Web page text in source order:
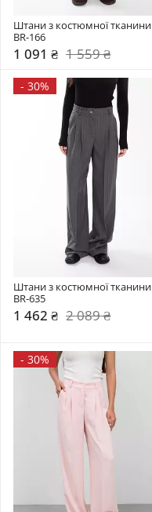
Штани з костюмної тканини
BR-166
1 091 ₴ 1 559 ₴
- 30%
Штани з костюмної тканини
BR-635
1 462 ₴ 2 089 ₴
- 30%